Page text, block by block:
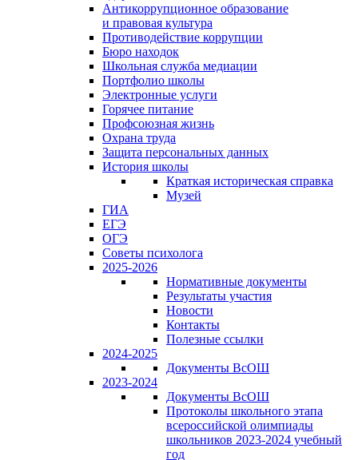
Антикоррупционное образование
и правовая культура
Противодействие коррупции
Бюро находок
Школьная служба медиации
Портфолио школы
Электронные услуги
Горячее питание
Профсоюзная жизнь
Охрана труда
Защита персональных данных
История школы
Краткая историческая справка
Музей
ГИА
ЕГЭ
ОГЭ
Советы психолога
2025-2026
Нормативные документы
Результаты участия
Новости
Контакты
Полезные ссылки
2024-2025
Документы ВсОШ
2023-2024
Документы ВсОШ
Протоколы школьного этапа
всероссийской олимпиады
школьников 2023-2024 учебный
год